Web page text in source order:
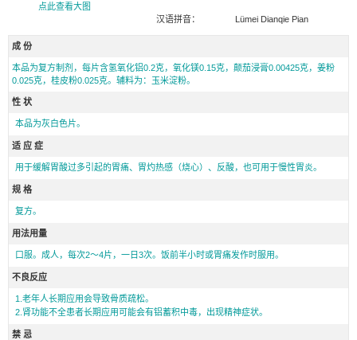
点此查看大图
汉语拼音： Lümei Dianqie Pian
成 份
本品为复方制剂，每片含氢氧化铝0.2克，氧化镁0.15克，颠茄浸膏0.00425克，姜粉
0.025克，桂皮粉0.025克。辅料为：玉米淀粉。
性 状
本品为灰白色片。
适 应 症
用于缓解胃酸过多引起的胃痛、胃灼热感（烧心）、反酸，也可用于慢性胃炎。
规 格
复方。
用法用量
口服。成人，每次2～4片，一日3次。饭前半小时或胃痛发作时服用。
不良反应
1.老年人长期应用会导致骨质疏松。
2.肾功能不全患者长期应用可能会有铝蓄积中毒，出现精神症状。
禁 忌